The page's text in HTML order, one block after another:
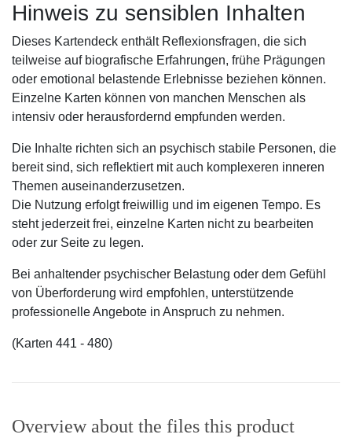
Hinweis zu sensiblen Inhalten
Dieses Kartendeck enthält Reflexionsfragen, die sich
teilweise auf biografische Erfahrungen, frühe Prägungen
oder emotional belastende Erlebnisse beziehen können.
Einzelne Karten können von manchen Menschen als
intensiv oder herausfordernd empfunden werden.
Die Inhalte richten sich an psychisch stabile Personen, die
bereit sind, sich reflektiert mit auch komplexeren inneren
Themen auseinanderzusetzen.
Die Nutzung erfolgt freiwillig und im eigenen Tempo. Es
steht jederzeit frei, einzelne Karten nicht zu bearbeiten
oder zur Seite zu legen.
Bei anhaltender psychischer Belastung oder dem Gefühl
von Überforderung wird empfohlen, unterstützende
professionelle Angebote in Anspruch zu nehmen.
(Karten 441 - 480)
Overview about the files this product